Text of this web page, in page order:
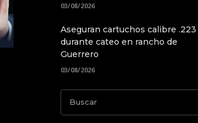
03/08/2026
Aseguran cartuchos calibre .223
durante cateo en rancho de
Guerrero
03/08/2026
Buscar